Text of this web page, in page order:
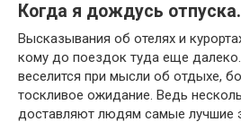
Когда я дождусь
Высказывания об отелях и
кому до поездок туда еще
веселится при мысли об отдыхе,
тоскливое ожидание. Ведь
доставляют людям самые лучшие